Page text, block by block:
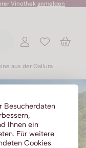
Besucherdaten
Ihnen ein
Für weitere
Cookies
Vinothek anmelden
aus der Gallura